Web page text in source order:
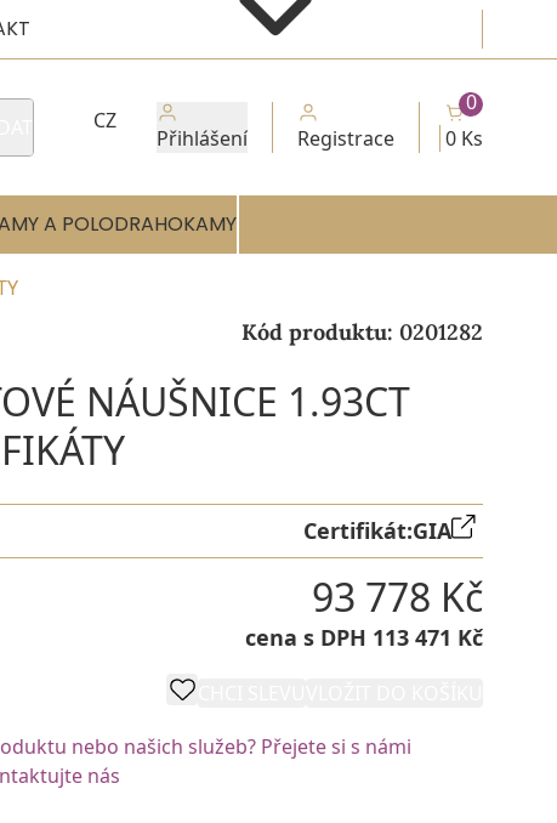
CZ
Přihlášení Registrace 0 Ks
0
A POLODRAHOKAMY
Kód produktu: 0201282
NÁUŠNICE 1.93CT
Certifikát:GIA
93 778 Kč
cena s DPH 113 471 Kč
nebo našich služeb? Přejete si s námi
nás